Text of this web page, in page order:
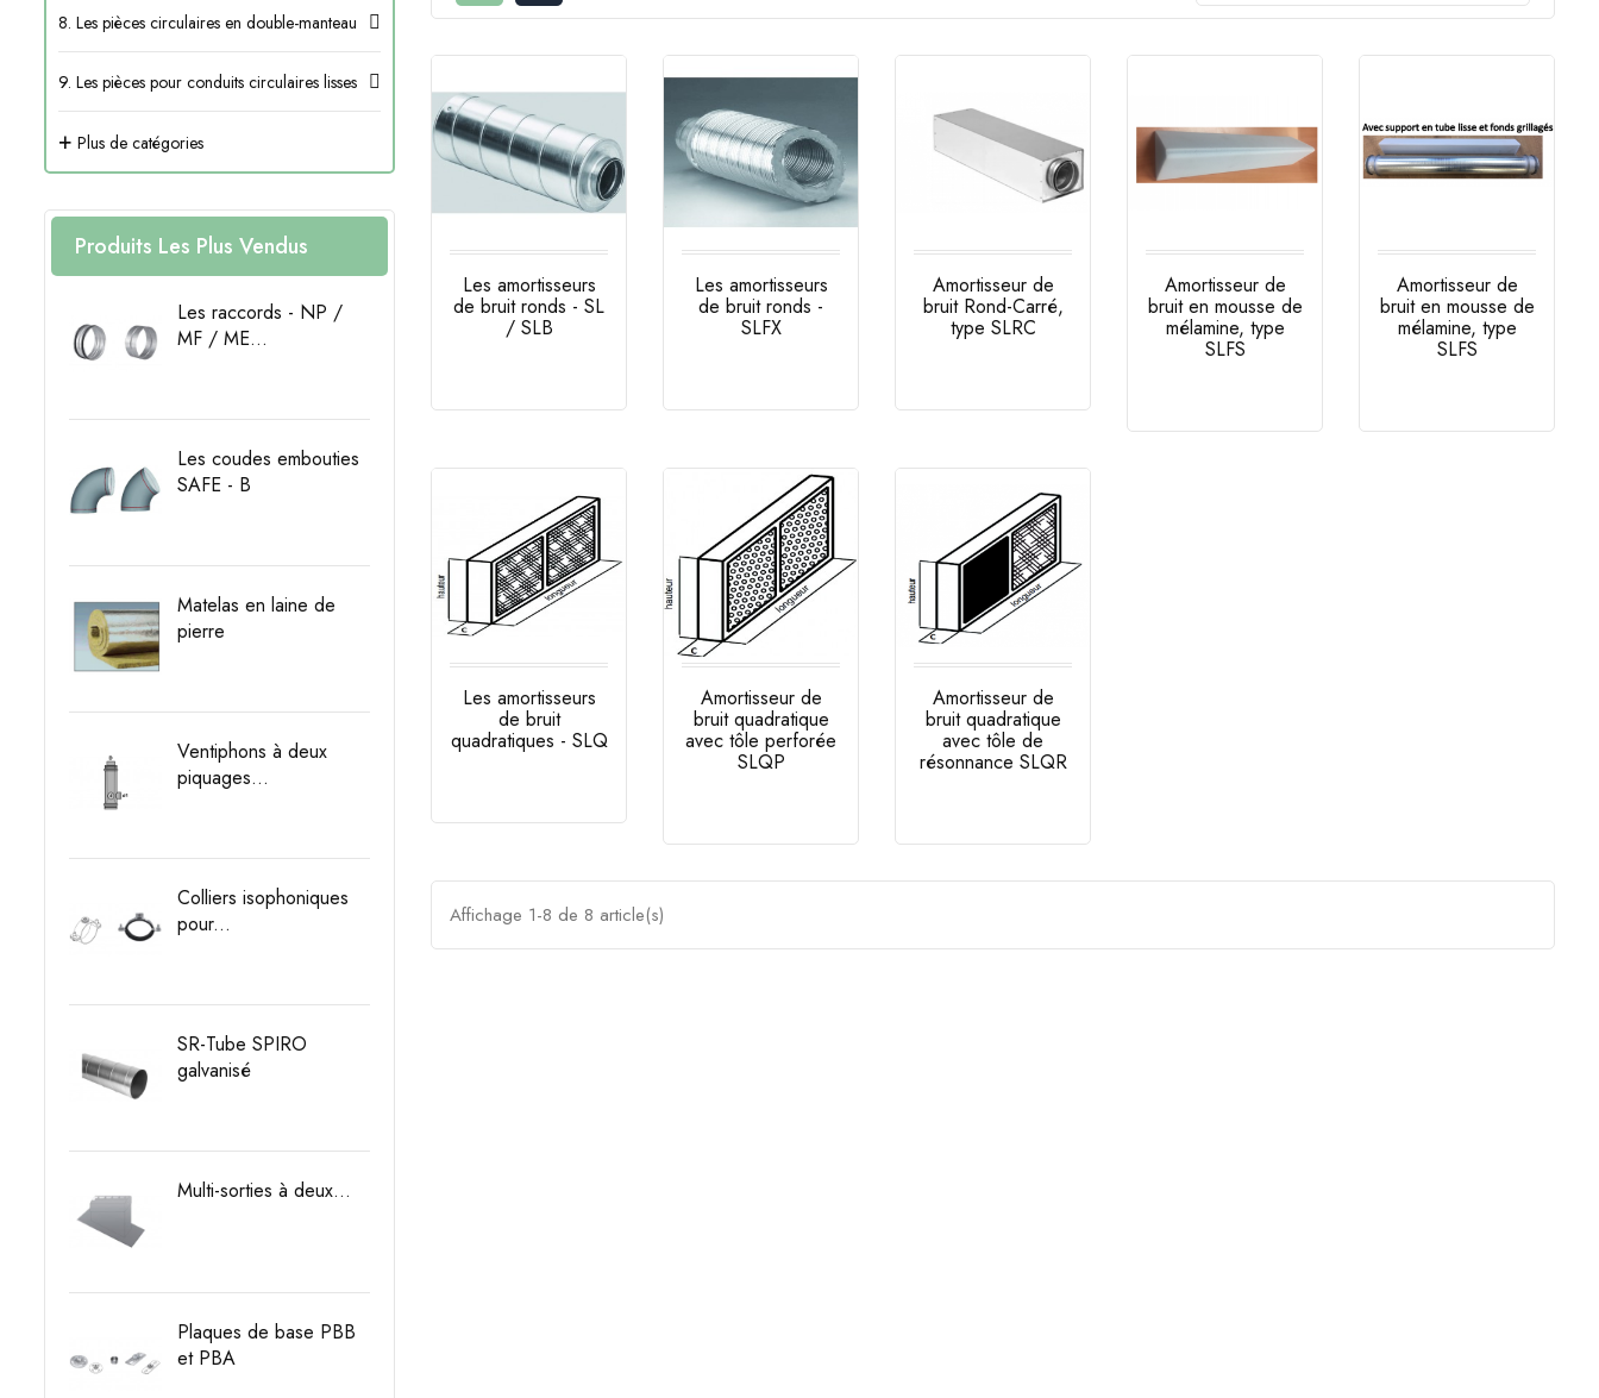
8. Les pièces circulaires en double-manteau
9. Les pièces pour conduits circulaires lisses
+ Plus de catégories
Produits Les Plus Vendus
Les raccords - NP /
MF / ME...
Les coudes embouties
SAFE - B
Matelas en laine de
pierre
Ventiphons à deux
piquages...
Colliers isophoniques
pour...
SR-Tube SPIRO
galvanisé
Multi-sorties à deux...
Plaques de base PBB
et PBA
Les amortisseurs
de bruit ronds - SL
/ SLB
Les amortisseurs
de bruit ronds -
SLFX
Amortisseur de
bruit Rond-Carré,
type SLRC
Amortisseur de
bruit en mousse de
mélamine, type
SLFS
Amortisseur de
bruit en mousse de
mélamine, type
SLFS
Les amortisseurs
de bruit
quadratiques - SLQ
Amortisseur de
bruit quadratique
avec tôle perforée
SLQP
Amortisseur de
bruit quadratique
avec tôle de
résonnance SLQR
Affichage 1-8 de 8 article(s)